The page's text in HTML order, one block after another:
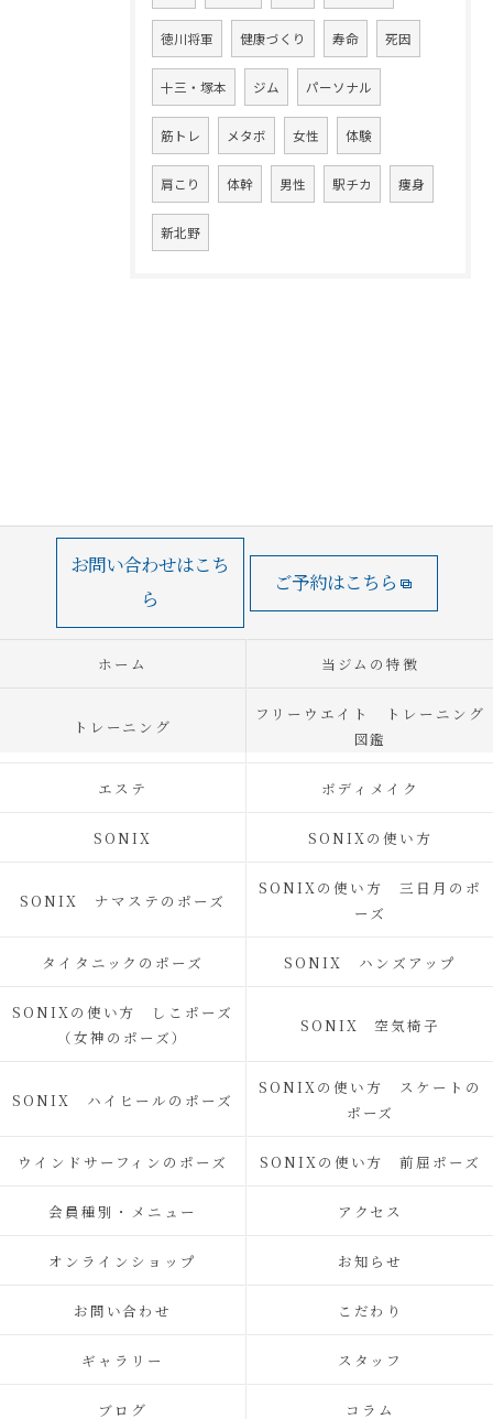
徳川将軍 健康づくり 寿命 死因
十三・塚本 ジム パーソナル
筋トレ メタボ 女性 体験
肩こり 体幹 男性 駅チカ 痩身
新北野
お問い合わせはこち
ら
ご予約はこちら
ホーム 当ジムの特徴
トレーニング
フリーウエイト トレーニング
図鑑
エステ ボディメイク
SONIX SONIXの使い方
SONIX ナマステのポーズ
SONIXの使い方 三日月のポ
ーズ
タイタニックのポーズ SONIX ハンズアップ
SONIXの使い方 しこポーズ
（女神のポーズ）
SONIX 空気椅子
SONIX ハイヒールのポーズ
SONIXの使い方 スケートの
ポーズ
ウインドサーフィンのポーズ SONIXの使い方 前屈ポーズ
会員種別・メニュー アクセス
オンラインショップ お知らせ
お問い合わせ こだわり
ギャラリー スタッフ
ブログ コラム